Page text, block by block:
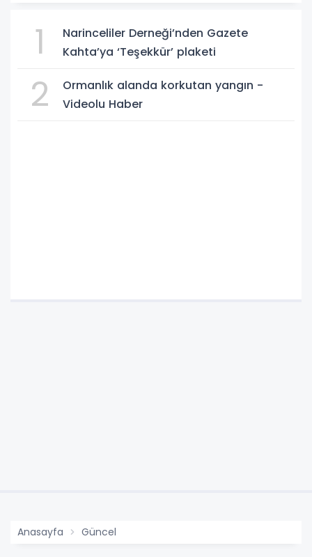
1
Narinceliler Derneği’nden Gazete
Kahta’ya ‘Teşekkür’ plaketi
2
Ormanlık alanda korkutan yangın -
Videolu Haber
Anasayfa Güncel